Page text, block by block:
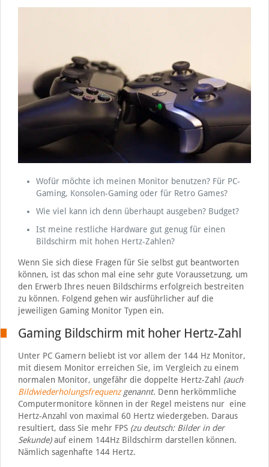
Wofür möchte ich meinen Monitor benutzen? Für PC-
Gaming, Konsolen-Gaming oder für Retro Games?
Wie viel kann ich denn überhaupt ausgeben? Budget?
Ist meine restliche Hardware gut genug für einen
Bildschirm mit hohen Hertz-Zahlen?
Wenn Sie sich diese Fragen für Sie selbst gut beantworten
können, ist das schon mal eine sehr gute Voraussetzung, um
den Erwerb Ihres neuen Bildschirms erfolgreich bestreiten
zu können. Folgend gehen wir ausführlicher auf die
jeweiligen Gaming Monitor Typen ein.
Gaming Bildschirm mit hoher Hertz-Zahl
Unter PC Gamern beliebt ist vor allem der 144 Hz Monitor,
mit diesem Monitor erreichen Sie, im Vergleich zu einem
normalen Monitor, ungefähr die doppelte Hertz-Zahl (auch
Bildwiederholungsfrequenz genannt. Denn herkömmliche
Computermonitore können in der Regel meistens nur eine
Hertz-Anzahl von maximal 60 Hertz wiedergeben. Daraus
resultiert, dass Sie mehr FPS (zu deutsch: Bilder in der
Sekunde)auf einem 144Hz Bildschirm darstellen können.
Nämlich sagenhafte 144 Hertz.